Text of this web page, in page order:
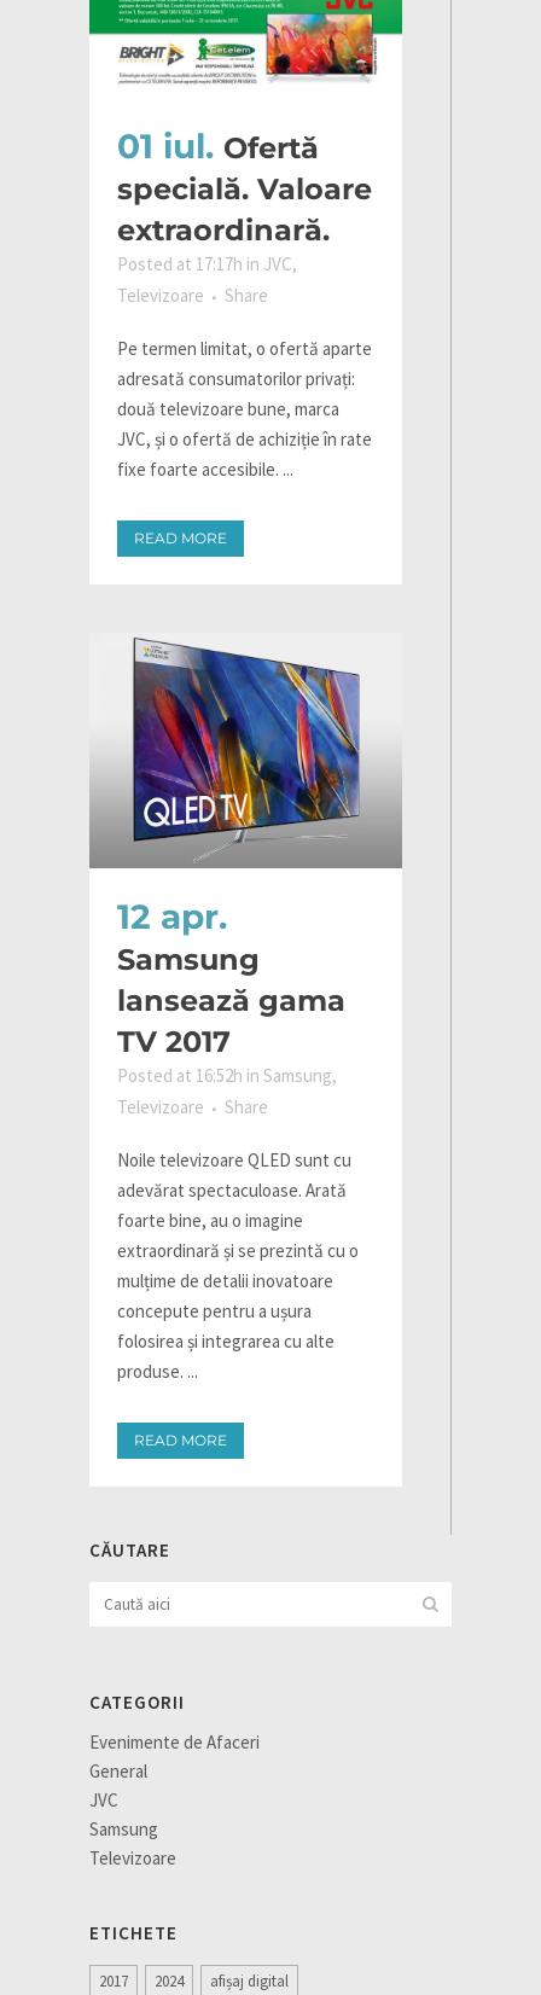
01 iul. Ofertă
specială. Valoare
extraordinară.
Posted at 17:17h in JVC,
Televizoare
Share
Pe termen limitat, o ofertă aparte
adresată consumatorilor privați:
două televizoare bune, marca
JVC, și o ofertă de achiziție în rate
fixe foarte accesibile. ...
READ MORE
12 apr.
Samsung
lansează gama
TV 2017
Posted at 16:52h in Samsung,
Televizoare
Share
Noile televizoare QLED sunt cu
adevărat spectaculoase. Arată
foarte bine, au o imagine
extraordinară și se prezintă cu o
mulțime de detalii inovatoare
concepute pentru a ușura
folosirea și integrarea cu alte
produse. ...
READ MORE
CĂUTARE
CATEGORII
Evenimente de Afaceri
General
JVC
Samsung
Televizoare
ETICHETE
2017 2024 afișaj digital